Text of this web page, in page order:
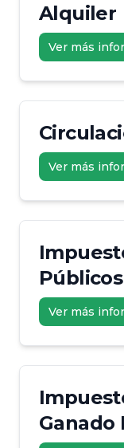
Alquiler
Ver más
Ver más
Públicos
Ver más
Ganado